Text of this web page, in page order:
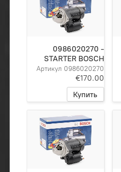
0986020270 -
STARTER BOSCH
Артикул 0986020270
€170.00
Купить